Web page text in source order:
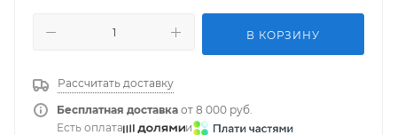
В КОРЗИНУ
Рассчитать доставку
Бесплатная доставка от 8 000 руб.
Есть оплата
и